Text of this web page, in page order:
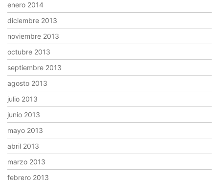
enero 2014
diciembre 2013
noviembre 2013
octubre 2013
septiembre 2013
agosto 2013
julio 2013
junio 2013
mayo 2013
abril 2013
marzo 2013
febrero 2013